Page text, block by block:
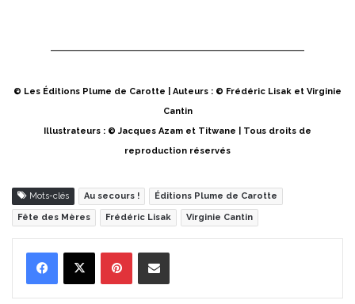
© Les Éditions Plume de Carotte | Auteurs : © Frédéric Lisak et Virginie
Cantin
Illustrateurs : © Jacques Azam et Titwane | Tous droits de
reproduction réservés
Mots-clés Au secours ! Éditions Plume de Carotte
Fête des Mères Frédéric Lisak Virginie Cantin